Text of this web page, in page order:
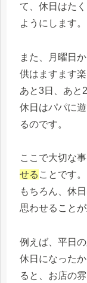
て、休日はた
ようにします。
また、月曜日
供はますます
あと3日、あと
休日はパパに
るのです。
ここで大切な事
せる ことです。
もちろん、休
思わせることが
例えば、平日
休日になった
ると、お店の